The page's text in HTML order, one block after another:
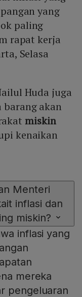
yang
paling
rapat kerja
Selasa
Huda juga
akan
miskin
kenaikan
Menteri
inflasi dan
miskin?
inflasi yang
mereka
pengeluaran